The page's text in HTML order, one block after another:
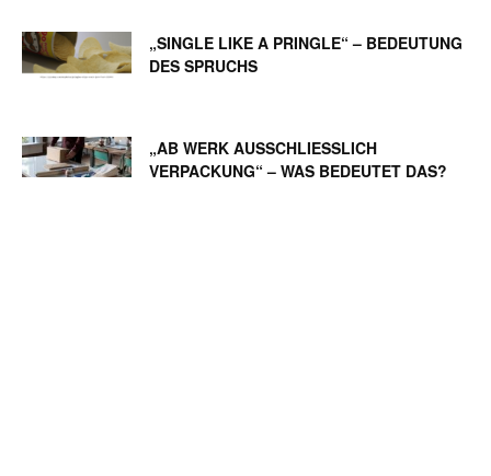
„SINGLE LIKE A PRINGLE“ – BEDEUTUNG
DES SPRUCHS
„AB WERK AUSSCHLIESSLICH V
ERPACKUNG“ – WAS BEDEUTET DAS?